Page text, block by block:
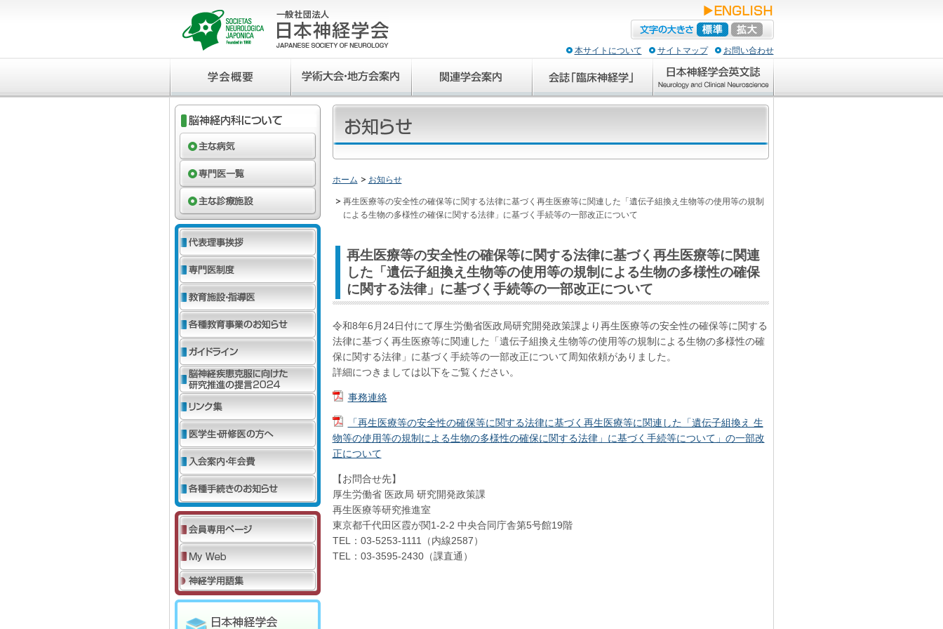
本サイトについて サイトマップ お問い合わせ
ホーム お知らせ
再生医療等の安全性の確保等に関する法律に基づく再生医療等に関連した「遺伝子組換え生物等の使用等の規制
による生物の多様性の確保に関する法律」に基づく手続等の一部改正について
再生医療等の安全性の確保等に関する法律に基づく再生医療等に関連
した「遺伝子組換え生物等の使用等の規制による生物の多様性の確保
に関する法律」に基づく手続等の一部改正について
令和8年6月24日付にて厚生労働省医政局研究開発政策課より再生医療等の安全性の確保等に関する
法律に基づく再生医療等に関連した「遺伝子組換え生物等の使用等の規制による生物の多様性の確
保に関する法律」に基づく手続等の一部改正について周知依頼がありました。
詳細につきましては以下をご覧ください。
事務連絡
「再生医療等の安全性の確保等に関する法律に基づく再生医療等に関連した「遺伝子組換え 生
物等の使用等の規制による生物の多様性の確保に関する法律」に基づく手続等について」の一部改
正について
【お問合せ先】
厚生労働省 医政局 研究開発政策課
再生医療等研究推進室
東京都千代田区霞が関1-2-2 中央合同庁舎第5号館19階
TEL：03-5253-1111（内線2587）
TEL：03-3595-2430（課直通）